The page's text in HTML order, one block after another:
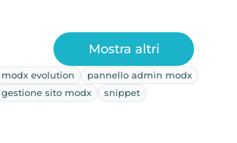
modx evolution
pannello admin modx
gestione sito modx
snippet
Mostra altri